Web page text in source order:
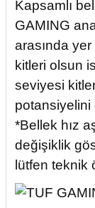
Kapsamlı
GAMING
arasında yer
kitleri olsun
seviyesi
potansiyelini
*Bellek hız
değişiklik
lütfen teknik